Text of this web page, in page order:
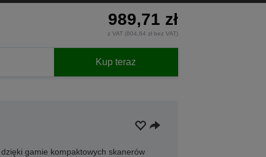
989,71 zł
z VAT (804,64 zł bez VAT)
Kup teraz
gamie kompaktowych skanerów